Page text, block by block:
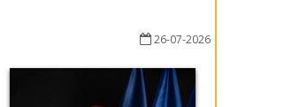
26-07-2026